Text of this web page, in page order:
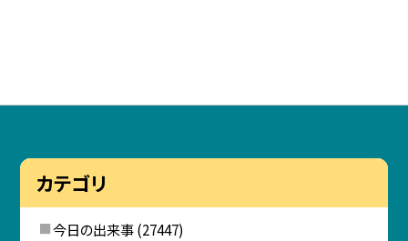
カテゴリ
今日の出来事(27447)